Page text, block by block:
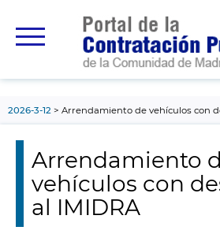
principal
2026-3-12 Arrendamiento de vehículos con
Arrendamiento
vehículos con
al IMIDRA